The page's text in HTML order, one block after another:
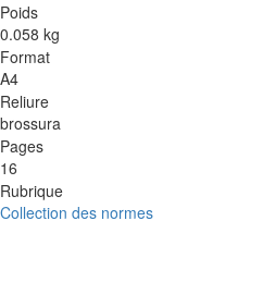
Poids
0.058 kg
Format
A4
Reliure
brossura
Pages
16
Rubrique
Collection des normes